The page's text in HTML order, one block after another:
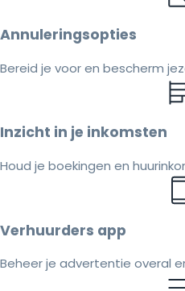
Annuleringsopties
Bereid je voor en bescherm
Inzicht in je inkomsten
Houd je boekingen en
Verhuurders app
Beheer je advertentie overal